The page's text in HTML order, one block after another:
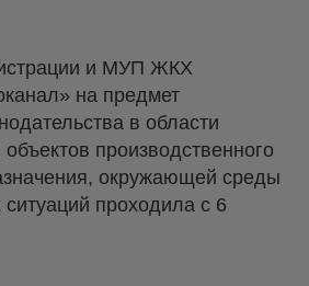
и МУП ЖКХ
на предмет
в области
производственного
окружающей среды
проходила с 6